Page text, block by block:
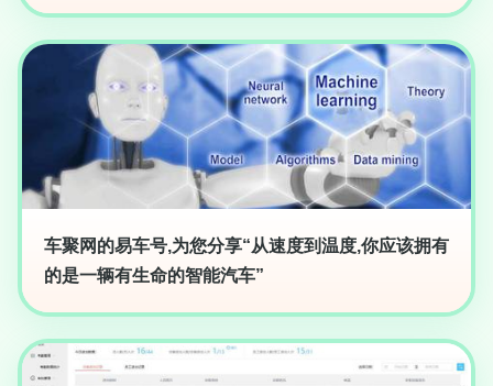
车聚网的易车号,为您分享“从速度到温度,你应该拥有
的是一辆有生命的智能汽车”